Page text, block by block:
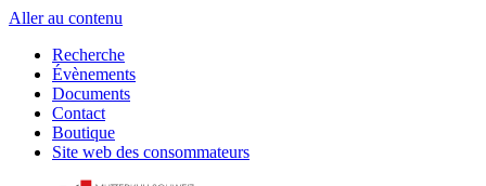
Aller au contenu
Recherche
Évènements
Documents
Contact
Boutique
Site web des consommateurs